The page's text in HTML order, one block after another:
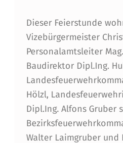
R
A
M
T
S
A
N
Dieser Feierstunde
Vizebürgermeister
Personalamtsleiter
Baudirektor Dipl.Ing.
Hölzl,
Dipl.Ing. Alfons Gruber
Walter Laimgruber und